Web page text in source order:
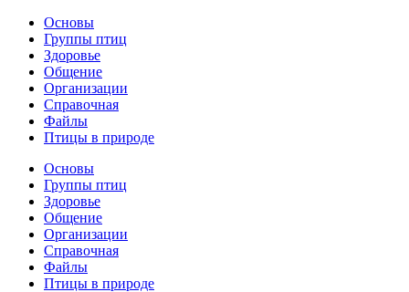
Основы
Группы птиц
Здоровье
Общение
Организации
Справочная
Файлы
Птицы в природе
Основы
Группы птиц
Здоровье
Общение
Организации
Справочная
Файлы
Птицы в природе